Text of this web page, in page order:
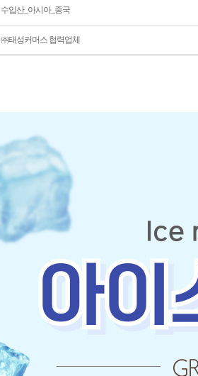
수입산_아시아_중국
㈜태성커머스 협력업체